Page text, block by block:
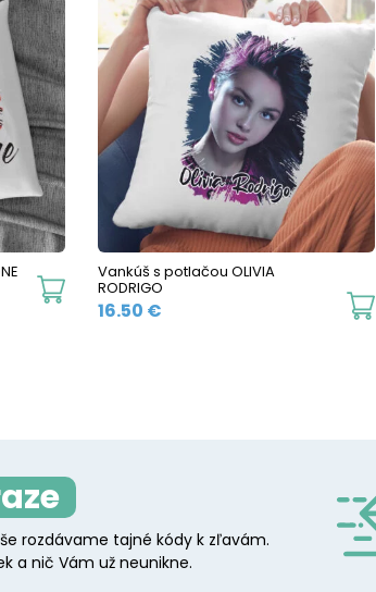
Vankúš s potlačou OLIVIA
RODRIGO
16.50 €
rozdávame tajné kódy k zľavám.
a nič Vám už neunikne.